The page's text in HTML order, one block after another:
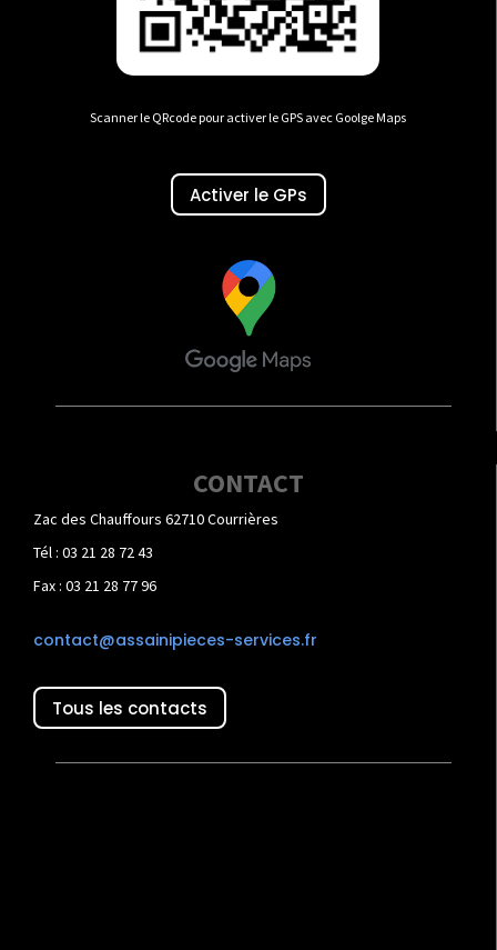
Scanner le QRcode pour activer le GPS avec Goolge Maps
Activer le GPs
CONTACT
Zac des Chauffours 62710 Courrières
Tél : 03 21 28 72 43
Fax : 03 21 28 77 96
contact@assainipieces-services.fr
Tous les contacts